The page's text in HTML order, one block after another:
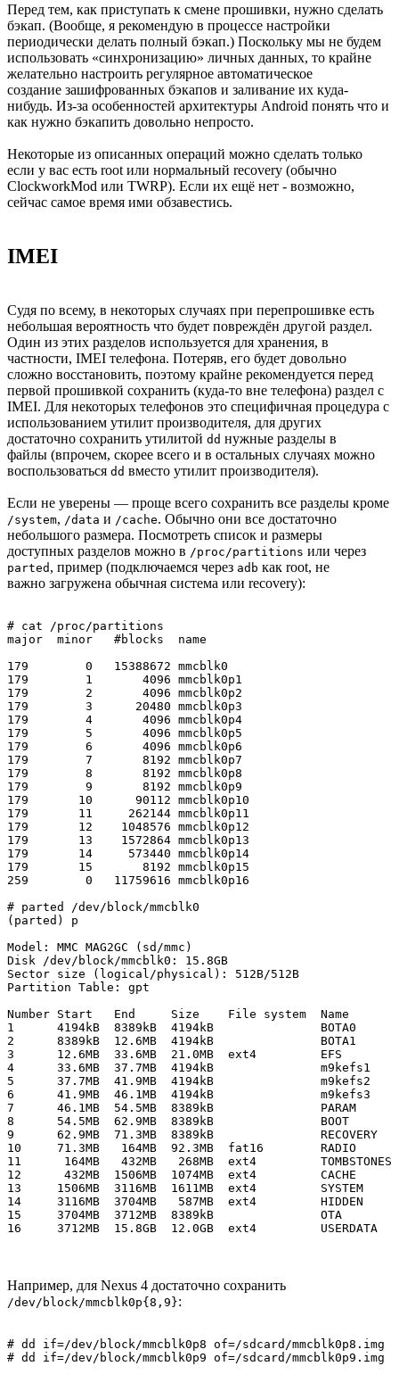
Перед тем, как приступать к смене прошивки, нужно сделать
бэкап. (Вообще, я рекомендую в процессе настройки
периодически делать полный бэкап.) Поскольку мы не будем
использовать «синхронизацию» личных данных, то крайне
желательно настроить регулярное автоматическое
создание зашифрованных бэкапов и заливание их куда-
нибудь. Из-за особенностей архитектуры Android понять что и
как нужно бэкапить довольно непросто.
Некоторые из описанных операций можно сделать только
если у вас есть root или нормальный recovery (обычно
ClockworkMod или TWRP). Если их ещё нет - возможно,
сейчас самое время ими обзавестись.
IMEI
Судя по всему, в некоторых случаях при перепрошивке есть
небольшая вероятность что будет повреждён другой раздел.
Один из этих разделов используется для хранения, в
частности, IMEI телефона. Потеряв, его будет довольно
сложно восстановить, поэтому крайне рекомендуется перед
первой прошивкой сохранить (куда-то вне телефона) раздел с
IMEI. Для некоторых телефонов это специфичная процедура с
использованием утилит производителя, для других
достаточно сохранить утилитой dd нужные разделы в
файлы (впрочем, скорее всего и в остальных случаях можно
воспользоваться dd вместо утилит производителя).
Если не уверены — проще всего сохранить все разделы кроме
/system, /data и /cache. Обычно они все достаточно
небольшого размера. Посмотреть список и размеры
доступных разделов можно в /proc/partitions или через
parted , пример (подключаемся через adb как root, не
важно загружена обычная система или recovery):
# cat /proc/partitions
major  minor   #blocks  name
179        0   15388672 mmcblk0
179        1       4096 mmcblk0p1
179        2       4096 mmcblk0p2
179        3      20480 mmcblk0p3
179        4       4096 mmcblk0p4
179        5       4096 mmcblk0p5
179        6       4096 mmcblk0p6
179        7       8192 mmcblk0p7
179        8       8192 mmcblk0p8
179        9       8192 mmcblk0p9
179       10      90112 mmcblk0p10
179       11     262144 mmcblk0p11
179       12    1048576 mmcblk0p12
179       13    1572864 mmcblk0p13
179       14     573440 mmcblk0p14
179       15       8192 mmcblk0p15
259        0   11759616 mmcblk0p16
# parted /dev/block/mmcblk0
(parted) p
Model: MMC MAG2GC (sd/mmc)
Disk /dev/block/mmcblk0: 15.8GB
Sector size (logical/physical): 512B/512B
Partition Table: gpt
Number Start   End     Size    File system  Name
1      4194kB  8389kB  4194kB               BOTA0
2      8389kB  12.6MB  4194kB               BOTA1
3      12.6MB  33.6MB  21.0MB  ext4         EFS
4      33.6MB  37.7MB  4194kB               m9kefs1
5      37.7MB  41.9MB  4194kB               m9kefs2
6      41.9MB  46.1MB  4194kB               m9kefs3
7      46.1MB  54.5MB  8389kB               PARAM
8      54.5MB  62.9MB  8389kB               BOOT
9      62.9MB  71.3MB  8389kB               RECOVERY
10     71.3MB   164MB  92.3MB  fat16        RADIO
11      164MB   432MB   268MB  ext4         TOMBSTONES
12      432MB  1506MB  1074MB  ext4         CACHE
13     1506MB  3116MB  1611MB  ext4         SYSTEM
14     3116MB  3704MB   587MB  ext4         HIDDEN
15     3704MB  3712MB  8389kB               OTA
16     3712MB  15.8GB  12.0GB  ext4         USERDATA
Например, для Nexus 4 достаточно сохранить
/dev/block/mmcblk0p{8,9}:
# dd if=/dev/block/mmcblk0p8 of=/sdcard/mmcblk0p8.img
# dd if=/dev/block/mmcblk0p9 of=/sdcard/mmcblk0p9.img